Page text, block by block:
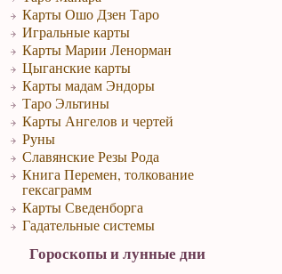
Карты Ошо Дзен Таро
Игральные карты
Карты Марии Ленорман
Цыганские карты
Карты мадам Эндоры
Таро Эльтины
Карты Ангелов и чертей
Руны
Славянские Резы Рода
Книга Перемен, толкование
гексаграмм
Карты Сведенборга
Гадательные системы
Гороскопы и лунные дни